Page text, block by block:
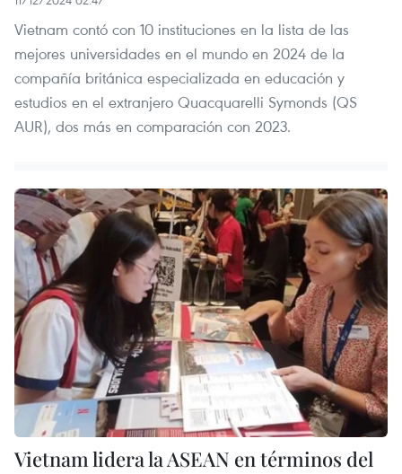
Vietnam contó con 10 instituciones en la lista de las
mejores universidades en el mundo en 2024 de la
compañía británica especializada en educación y
estudios en el extranjero Quacquarelli Symonds (QS
AUR), dos más en comparación con 2023.
Vietnam lidera la ASEAN en términos del